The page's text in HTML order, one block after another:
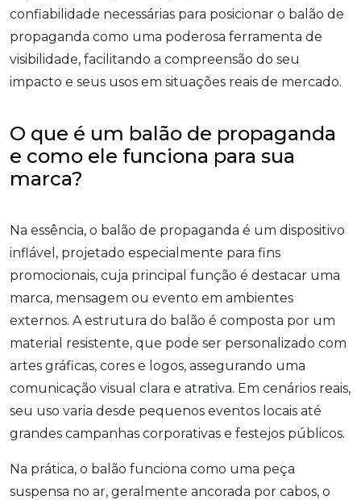
confiabilidade necessárias para posicionar o balão de
propaganda como uma poderosa ferramenta de
visibilidade, facilitando a compreensão do seu
impacto e seus usos em situações reais de mercado.
O que é um balão de propaganda
e como ele funciona para sua
marca?
Na essência, o balão de propaganda é um dispositivo
inflável, projetado especialmente para fins
promocionais, cuja principal função é destacar uma
marca, mensagem ou evento em ambientes
externos. A estrutura do balão é composta por um
material resistente, que pode ser personalizado com
artes gráficas, cores e logos, assegurando uma
comunicação visual clara e atrativa. Em cenários reais,
seu uso varia desde pequenos eventos locais até
grandes campanhas corporativas e festejos públicos.
Na prática, o balão funciona como uma peça
suspensa no ar, geralmente ancorada por cabos, o